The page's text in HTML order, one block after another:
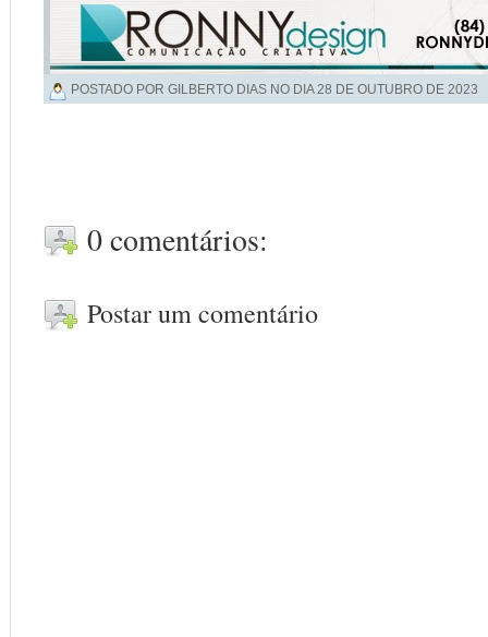
POSTADO POR GILBERTO DIAS NO DIA28 DE OUTUBRO DE 2023
0 comentários:
Postar um comentário